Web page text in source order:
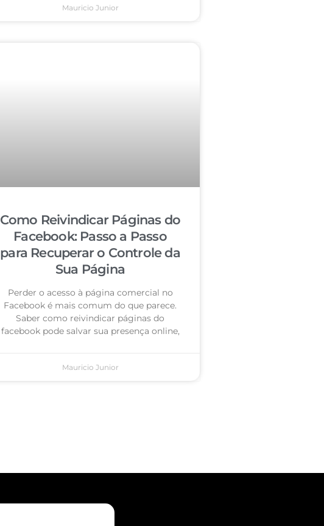
Mauricio Junior
Como Reivindicar Páginas do
Facebook: Passo a Passo
para Recuperar o Controle da
Sua Página
Perder o acesso à página comercial no
Facebook é mais comum do que parece.
Saber como reivindicar páginas do
facebook pode salvar sua presença online,
Mauricio Junior